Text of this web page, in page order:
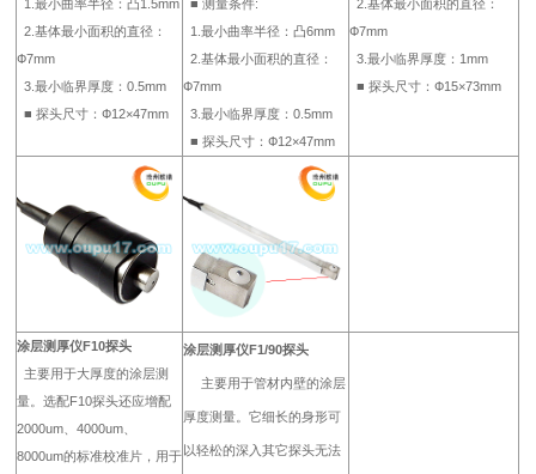
1.最小曲率半径：凸1.5mm
2.基体最小面积的直径：
Ф7mm
3.最小临界厚度：0.5mm
■ 探头尺寸：Ф12×47mm
■ 测量条件:
1.最小曲率半径：凸6mm
2.基体最小面积的直径：
Ф7mm
3.最小临界厚度：0.5mm
■ 探头尺寸：Ф12×47mm
2.基体最小面积的直径：
Ф7mm
3.最小临界厚度：1mm
■ 探头尺寸：Ф15×73mm
涂层测厚仪F10探头
主要用于大厚度的涂层测
量。选配F10探头还应增配
2000um、4000um、
8000um的标准校准片，用于
涂层测厚仪F1/90探头
主要用于管材内壁的涂层
厚度测量。它细长的身形可
以轻松的深入其它探头无法